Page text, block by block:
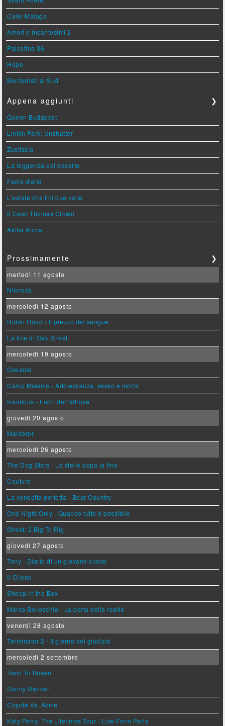
Calle Malaga
Amori e Incantesimi 2
Palestina 36
Hope
Bentornati al Sud
Appena aggiunti ❯
Queen Budapest
Linkin Park: Unshatter
Zustissia
La leggenda del deserto
Fame d'aria
L'estate che finì due volte
Il Caso Thomas Crown
Atcha Atcha
Prossimamente ❯
martedì 11 agosto
Nimrods
mercoledì 12 agosto
Robin Hood - Il prezzo del sangue
La fine di Oak Street
mercoledì 19 agosto
Oceania
Camp Miasma - Adolescenza, sesso e morte
Insidious - Fuori dall'altrove
giovedì 20 agosto
Maldoror
mercoledì 26 agosto
The Dog Stars - Le stelle dopo la fine
Couture
La vendetta perfetta - Bear Country
One Night Only - Quando tutto è possibile
Ghost: 2 Big To Rig
giovedì 27 agosto
Tony - Diario di un giovane cuoco
Il Cileno
Sheep in the Box
Marco Bellocchio - La porta della realtà
venerdì 28 agosto
Terminator 2 - Il giorno del giudizio
mercoledì 2 settembre
Train To Busan
Sunny Dancer
Coyote Vs. Acme
Katy Perry: The Lifetimes Tour - Live From Paris